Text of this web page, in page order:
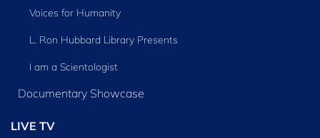
Voices for Humanity
L. Ron Hubbard Library Presents
I am a Scientologist
Documentary Showcase
LIVE TV